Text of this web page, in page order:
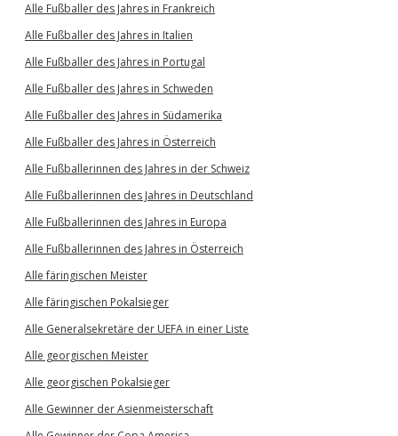
Alle Fußballer des Jahres in Frankreich
Alle Fußballer des Jahres in Italien
Alle Fußballer des Jahres in Portugal
Alle Fußballer des Jahres in Schweden
Alle Fußballer des Jahres in Südamerika
Alle Fußballer des Jahres in Österreich
Alle Fußballerinnen des Jahres in der Schweiz
Alle Fußballerinnen des Jahres in Deutschland
Alle Fußballerinnen des Jahres in Europa
Alle Fußballerinnen des Jahres in Österreich
Alle färingischen Meister
Alle färingischen Pokalsieger
Alle Generalsekretäre der UEFA in einer Liste
Alle georgischen Meister
Alle georgischen Pokalsieger
Alle Gewinner der Asienmeisterschaft